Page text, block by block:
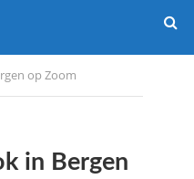
op Zoom
in Bergen